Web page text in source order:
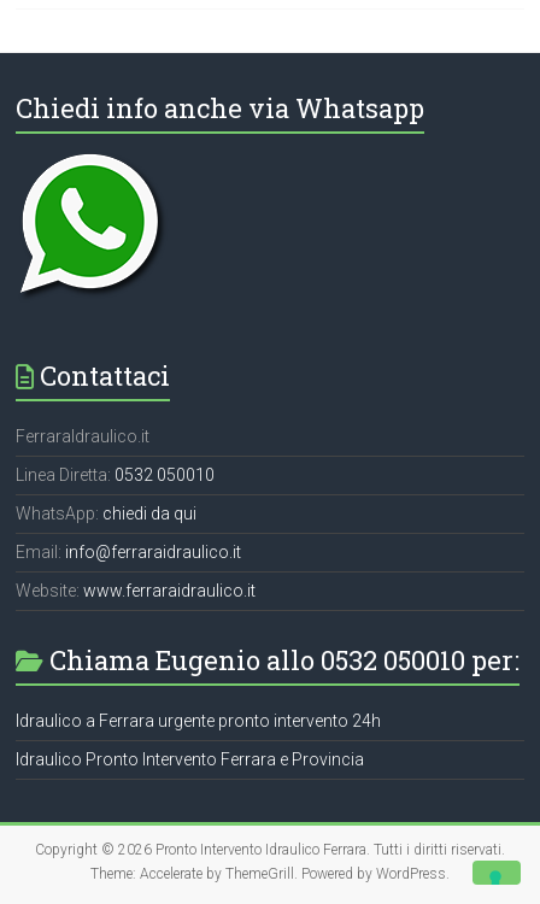
Chiedi info anche via Whatsapp
Contattaci
FerraraIdraulico.it
Linea Diretta: 0532 050010
WhatsApp: chiedi da qui
Email: info@ferraraidraulico.it
Website:www.ferraraidraulico.it
Chiama Eugenio allo 0532 050010 per:
Idraulico a Ferrara urgente pronto intervento 24h
Idraulico Pronto Intervento Ferrara e Provincia
Copyright © 2026 Pronto Intervento Idraulico Ferrara . Tutti i diritti riservati.
Theme: Accelerateby ThemeGrill. Powered by WordPress